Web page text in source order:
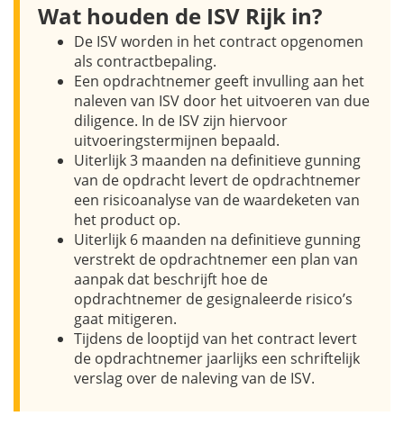
Wat houden de ISV Rijk in?
De ISV worden in het contract opgenomen
als contractbepaling.
Een opdrachtnemer geeft invulling aan het
naleven van ISV door het uitvoeren van due
diligence. In de ISV zijn hiervoor
uitvoeringstermijnen bepaald.
Uiterlijk 3 maanden na definitieve gunning
van de opdracht levert de opdrachtnemer
een risicoanalyse van de waardeketen van
het product op.
Uiterlijk 6 maanden na definitieve gunning
verstrekt de opdrachtnemer een plan van
aanpak dat beschrijft hoe de
opdrachtnemer de gesignaleerde risico’s
gaat mitigeren.
Tijdens de looptijd van het contract levert
de opdrachtnemer jaarlijks een schriftelijk
verslag over de naleving van de ISV.